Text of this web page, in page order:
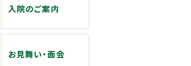
入院のご案内
お見舞い・面会